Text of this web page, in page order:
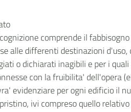
comprende il
alle differenti destinazioni
o dichiarati inagibili e per i
con la fruibilita' dell'opera
evidenziare per ogni edificio il
ivi compreso quello